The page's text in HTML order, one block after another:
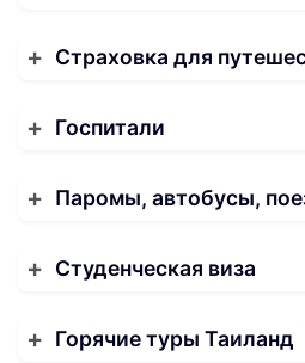
Страховка для
Госпитали
Паромы, автобусы,
Студенческая виза
Горячие туры Таиланд